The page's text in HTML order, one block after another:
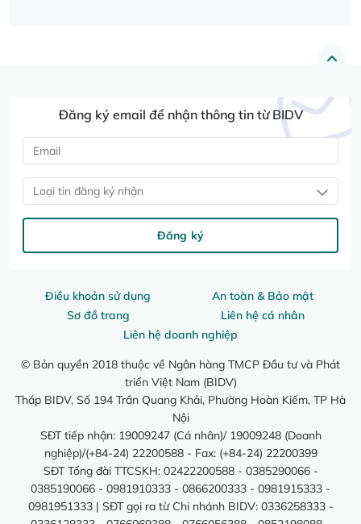
Điều khoản sử dụng
An toàn & Bảo mật
Sơ đồ trang
Liên hệ cá nhân
Liên hệ doanh nghiệp
© Bản quyền 2018 thuộc về Ngân hàng TMCP Đầu tư và Phát
triển Việt Nam (BIDV)
Tháp BIDV, Số 194 Trần Quang Khải, Phường Hoàn Kiếm, TP Hà
Nội
SĐT tiếp nhận: 19009247 (Cá nhân)/ 19009248 (Doanh
nghiệp)/(+84-24) 22200588 - Fax: (+84-24) 22200399
SĐT Tổng đài TTCSKH: 02422200588 - 0385290066 -
0385190066 - 0981910333 - 0866200333 - 0981915333 -
0981951333 | SĐT gọi ra từ Chi nhánh BIDV: 0336258333 -
Đăng ký email để nhận thông tin từ BIDV
Loại tin đăng ký nhận
Đăng ký